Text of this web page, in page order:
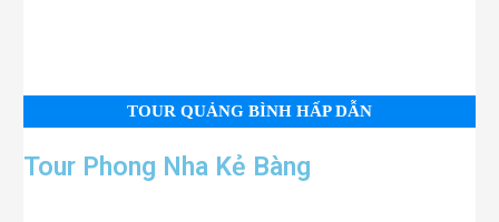
TOUR QUẢNG BÌNH HẤP DẪN
Tour Phong Nha Kẻ Bàng